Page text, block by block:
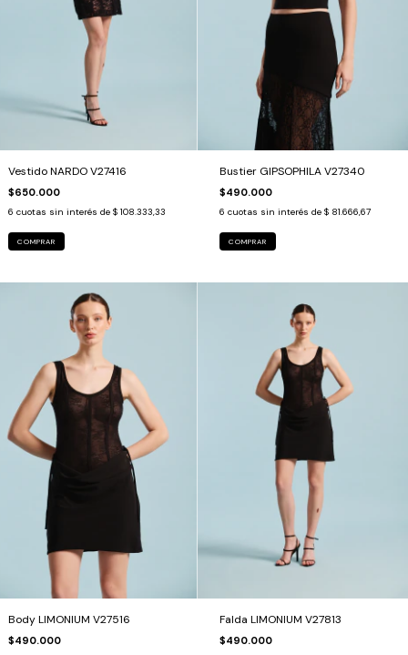
Vestido NARDO V27416
$650.000
6 cuotas sin interés de $ 108.333,33
COMPRAR
Bustier GIPSOPHILA V27340
$490.000
6 cuotas sin interés de $ 81.666,67
COMPRAR
Body LIMONIUM V27516
$490.000
Falda LIMONIUM V27813
$490.000